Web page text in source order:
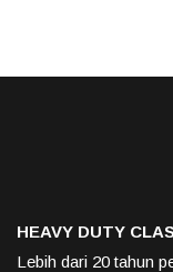
HEAVY DUTY
Lebih dari 20 tahun